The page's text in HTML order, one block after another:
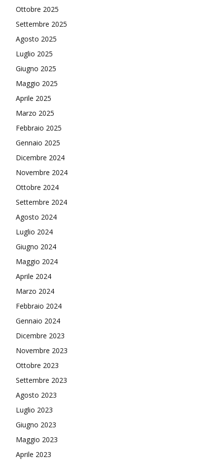
Ottobre 2025
Settembre 2025
Agosto 2025
Luglio 2025
Giugno 2025
Maggio 2025
Aprile 2025
Marzo 2025
Febbraio 2025
Gennaio 2025
Dicembre 2024
Novembre 2024
Ottobre 2024
Settembre 2024
Agosto 2024
Luglio 2024
Giugno 2024
Maggio 2024
Aprile 2024
Marzo 2024
Febbraio 2024
Gennaio 2024
Dicembre 2023
Novembre 2023
Ottobre 2023
Settembre 2023
Agosto 2023
Luglio 2023
Giugno 2023
Maggio 2023
Aprile 2023